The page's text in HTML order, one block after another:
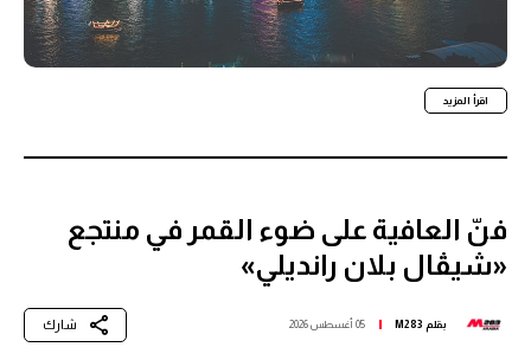
اقرأ المزيد
فنّ العافية على ضوء القمر في منتجع
«شيڤال بلان رانديلي»
بقلم M283 05 أغسطس 2026 شارك